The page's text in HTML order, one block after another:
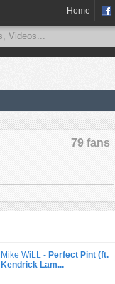
Home
79 fans
Mike WiLL - Perfect Pint (ft.
Kendrick Lam...